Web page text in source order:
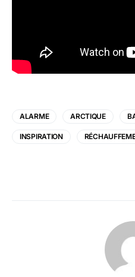
ALARME ARCTIQUE
INSPIRATION